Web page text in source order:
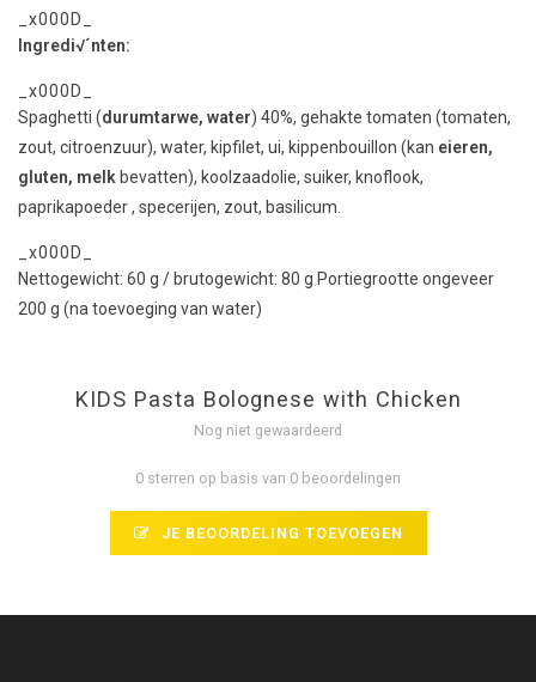
_x000D_
Ingredi√´nten:
_x000D_
Spaghetti (durumtarwe, water) 40%, gehakte tomaten (tomaten,
zout, citroenzuur), water, kipfilet, ui, kippenbouillon (kan eieren,
gluten, melk bevatten), koolzaadolie, suiker, knoflook,
paprikapoeder, specerijen, zout, basilicum.
_x000D_
Nettogewicht: 60 g / brutogewicht: 80 g Portiegrootte ongeveer
200 g (na toevoeging van water)
KIDS Pasta Bolognese with Chicken
Nog niet gewaardeerd
0 sterren op basis van 0 beoordelingen
JE BEOORDELING TOEVOEGEN